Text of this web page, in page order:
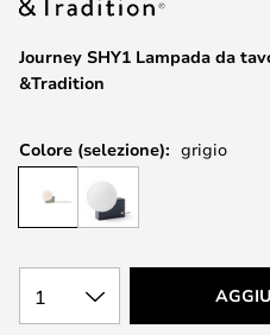
Journey SHY1 Lampada da
&Tradition
Colore (selezione): grigio
1